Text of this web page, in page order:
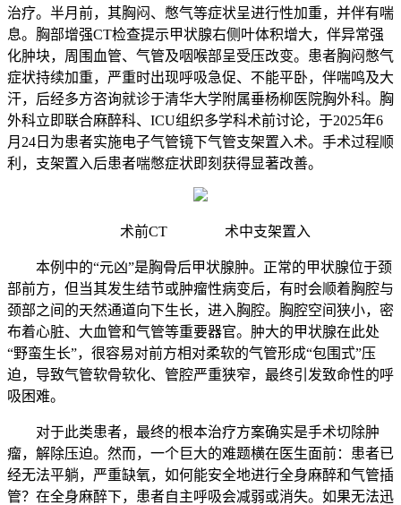
治疗。半月前，其胸闷、憋气等症状呈进行性加重，并伴有喘
息。胸部增强CT检查提示甲状腺右侧叶体积增大，伴异常强
化肿块，周围血管、气管及咽喉部呈受压改变。患者胸闷憋气
症状持续加重，严重时出现呼吸急促、不能平卧，伴喘鸣及大
汗，后经多方咨询就诊于清华大学附属垂杨柳医院胸外科。胸
外科立即联合麻醉科、ICU组织多学科术前讨论，于2025年6
月24日为患者实施电子气管镜下气管支架置入术。手术过程顺
利，支架置入后患者喘憋症状即刻获得显著改善。
术前CT 术中支架置入
本例中的“元凶”是胸骨后甲状腺肿。正常的甲状腺位于颈
部前方，但当其发生结节或肿瘤性病变后，有时会顺着胸腔与
颈部之间的天然通道向下生长，进入胸腔。胸腔空间狭小，密
布着心脏、大血管和气管等重要器官。肿大的甲状腺在此处
“野蛮生长”，很容易对前方相对柔软的气管形成“包围式”压
迫，导致气管软骨软化、管腔严重狭窄，最终引发致命性的呼
吸困难。
对于此类患者，最终的根本治疗方案确实是手术切除肿
瘤，解除压迫。然而，一个巨大的难题横在医生面前：患者已
经无法平躺，严重缺氧，如何能安全地进行全身麻醉和气管插
管？在全身麻醉下，患者自主呼吸会减弱或消失。如果无法迅